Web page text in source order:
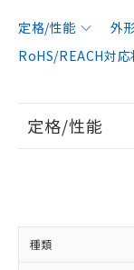
定格/性能 外
RoHS/REACH対応
定格/性能
種類